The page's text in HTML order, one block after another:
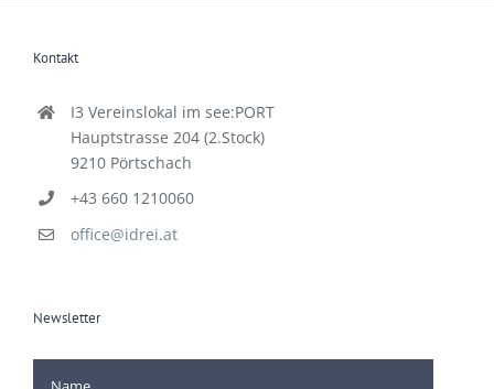
Kontakt
I3 Vereinslokal im see:PORT
Hauptstrasse 204 (2.Stock)
9210 Pörtschach
+43 660 1210060
office@idrei.at
Newsletter